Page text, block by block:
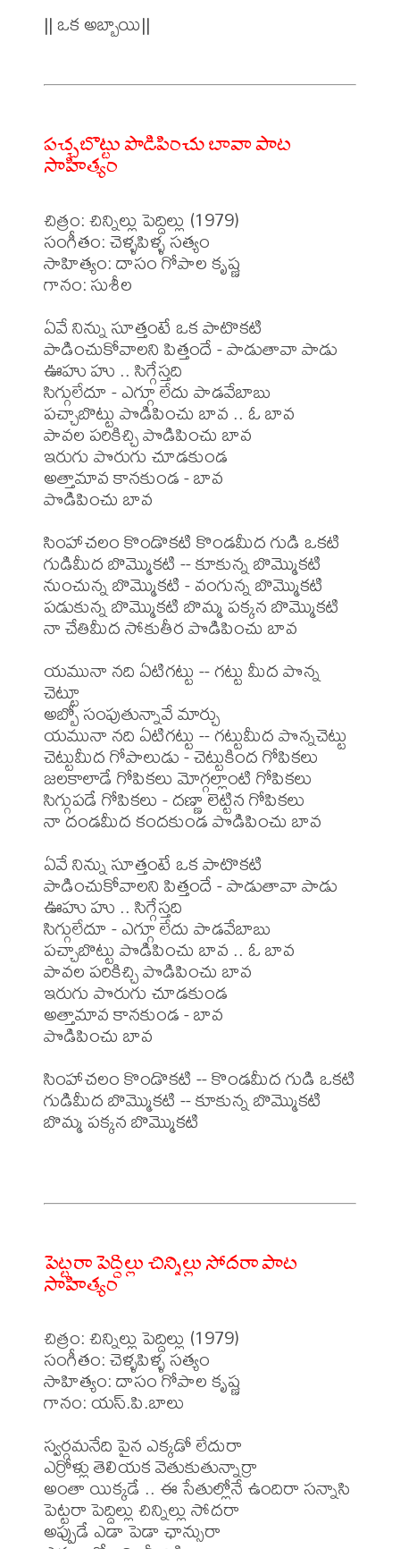
|| ఒక అబ్బాయి||
పచ్చబొట్టు పొడిపించు బావా పాట
సాహిత్యం
చిత్రం: చిన్నిల్లు పెద్దిల్లు (1979)
సంగీతం: చెళ్ళపిళ్ళ సత్యం
సాహిత్యం: దాసం గోపాల కృష్ణ
గానం: సుశీల
ఏవే నిన్ను సూత్తంటే ఒక పాటొకటి
పాడించుకోవాలని పిత్తందే - పాడుతావా పాడు
ఊహు హు .. సిగ్గేస్తది
సిగ్గులేదూ - ఎగ్గూ లేదు పాడవేబాబు
పచ్చాబొట్టు పొడిపించు బావ .. ఓ బావ
పావల పరికిచ్చి పొడిపించు బావ
ఇరుగు పొరుగు చూడకుండ
అత్తామావ కానకుండ - బావ
పొడిపించు బావ
సింహాచలం కొండొకటి కొండమీద గుడి ఒకటి
గుడిమీద బొమ్మొకటి -- కూకున్న బొమ్మొకటి
నుంచున్న బొమ్మొకటి - వంగున్న బొమ్మొకటి
పడుకున్న బొమ్మొకటి బొమ్మ పక్కన బొమ్మొకటి
నా చేతిమీద సోకుతీర పొడిపించు బావ
యమునా నది ఏటిగట్టు -- గట్టు మీద పొన్న
చెట్టూ
అబ్బో సంపుతున్నావే మార్చు
యమునా నది ఏటిగట్టు -- గట్టుమీద పొన్నచెట్టు
చెట్టుమీద గోపాలుడు - చెట్టుకింద గోపికలు
జలకాలాడే గోపికలు మోగ్గల్లాంటి గోపికలు
సిగ్గుపడే గోపికలు - దణ్ణా లెట్టిన గోపికలు
నా దండమీద కందకుండ పొడిపించు బావ
ఏవే నిన్ను సూత్తంటే ఒక పాటొకటి
పాడించుకోవాలని పిత్తందే - పాడుతావా పాడు
ఊహు హు .. సిగ్గేస్తది
సిగ్గులేదూ - ఎగ్గూ లేదు పాడవేబాబు
పచ్చాబొట్టు పొడిపించు బావ .. ఓ బావ
పావల పరికిచ్చి పొడిపించు బావ
ఇరుగు పొరుగు చూడకుండ
అత్తామావ కానకుండ - బావ
పొడిపించు బావ
సింహాచలం కొండొకటి -- కొండమీద గుడి ఒకటి
గుడిమీద బొమ్మొకటి -- కూకున్న బొమ్మొకటి
బొమ్మ పక్కన బొమ్మొకటి
పెట్టరా పెద్దిల్లు చిన్నిల్లు సోదరా పాట
సాహిత్యం
చిత్రం: చిన్నిల్లు పెద్దిల్లు (1979)
సంగీతం: చెళ్ళపిళ్ళ సత్యం
సాహిత్యం: దాసం గోపాల కృష్ణ
గానం: యస్.పి.బాలు
స్వర్గమనేది పైన ఎక్కడో లేదురా
ఎర్రోళ్లు తెలియక వెతుకుతున్నార్రా
అంతా యిక్కడే .. ఈ సేతుల్లోనే ఉందిరా సన్నాసి
పెట్టరా పెద్దిల్లు చిన్నిల్లు సోదరా
అప్పుడే ఎడా పెడా ఛాన్సురా